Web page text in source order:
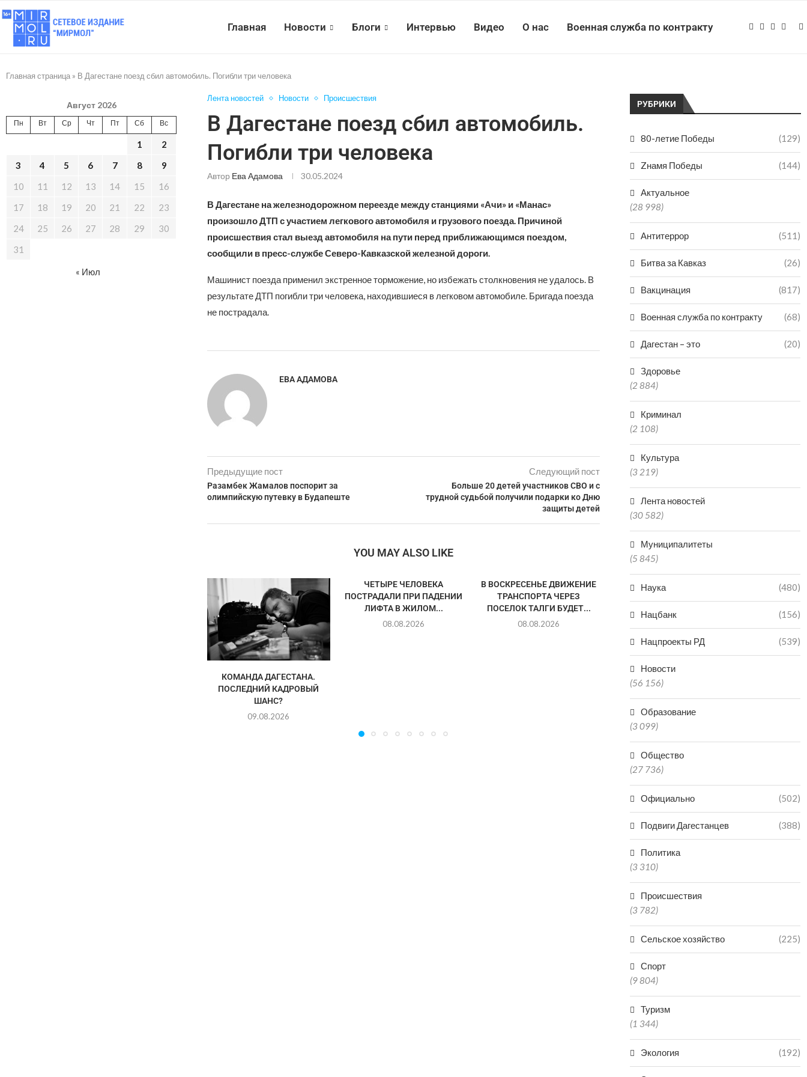
Главная Новости Блоги Интервью Видео О нас Военная служба по контракту
Главная страница » В Дагестане поезд сбил автомобиль. Погибли три человека
Лента новостей Новости Происшествия
В Дагестане поезд сбил автомобиль.
Погибли три человека
Автор Ева Адамова 30.05.2024
В Дагестане на железнодорожном переезде между станциями «Ачи» и «Манас»
произошло ДТП с участием легкового автомобиля и грузового поезда. Причиной
происшествия стал выезд автомобиля на пути перед приближающимся поездом,
сообщили в пресс-службе Северо-Кавказской железной дороги.
Машинист поезда применил экстренное торможение, но избежать столкновения не удалось. В
результате ДТП погибли три человека, находившиеся в легковом автомобиле. Бригада поезда
не пострадала.
ЕВА АДАМОВА
Предыдущие пост
Разамбек Жамалов поспорит за
олимпийскую путевку в Будапеште
Следующий пост
Больше 20 детей участников СВО и с
трудной судьбой получили подарки ко Дню
защиты детей
YOU MAY ALSO LIKE
КОМАНДА ДАГЕСТАНА.
ПОСЛЕДНИЙ КАДРОВЫЙ
ШАНС?
09.08.2026
ЧЕТЫРЕ ЧЕЛОВЕКА
ПОСТРАДАЛИ ПРИ ПАДЕНИИ
ЛИФТА В ЖИЛОМ...
08.08.2026
В ВОСКРЕСЕНЬЕ ДВИЖЕНИЕ
ТРАНСПОРТА ЧЕРЕЗ
ПОСЕЛОК ТАЛГИ БУДЕТ...
08.08.2026
МУЖЧИНА СКОНЧАЛСЯ
РУБРИКИ
80-летие Победы (129)
Zнамя Победы (144)
Актуальное
(28 998)
Антитеррор (511)
Битва за Кавказ (26)
Вакцинация (817)
Военная служба по контракту (68)
Дагестан – это (20)
Здоровье
(2 884)
Криминал
(2 108)
Культура
(3 219)
Лента новостей
(30 582)
Муниципалитеты
(5 845)
Наука (480)
Нацбанк (156)
Нацпроекты РД (539)
Новости
(56 156)
Образование
(3 099)
Общество
(27 736)
Официально (502)
Подвиги Дагестанцев (388)
Политика
(3 310)
Происшествия
(3 782)
Сельское хозяйство (225)
Спорт
(9 804)
Туризм
(1 344)
Экология (192)
Август 2026
Пн Вт Ср Чт Пт Сб Вс
1
2
3
4 5 6 7 8
9
10
11 12 13 14 15
16
17
18 19 20 21 22
23
24
25 26 27 28 29
30
31
« Июл